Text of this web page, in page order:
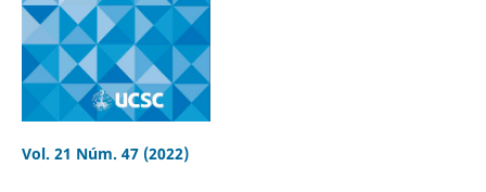
Vol. 21 Núm. 47 (2022)